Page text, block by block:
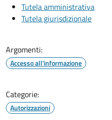
Tutela amministrativa
Tutela giurisdizionale
Argomenti:
Accesso all'informazione
Categorie:
Autorizzazioni